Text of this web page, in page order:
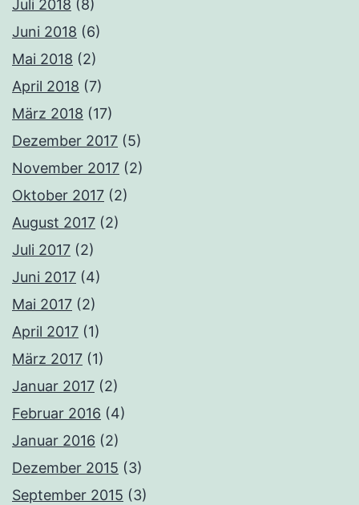
Juli 2018 (8)
Juni 2018 (6)
Mai 2018 (2)
April 2018 (7)
März 2018 (17)
Dezember 2017 (5)
November 2017 (2)
Oktober 2017 (2)
August 2017 (2)
Juli 2017 (2)
Juni 2017 (4)
Mai 2017 (2)
April 2017 (1)
März 2017 (1)
Januar 2017 (2)
Februar 2016 (4)
Januar 2016 (2)
Dezember 2015 (3)
September 2015 (3)